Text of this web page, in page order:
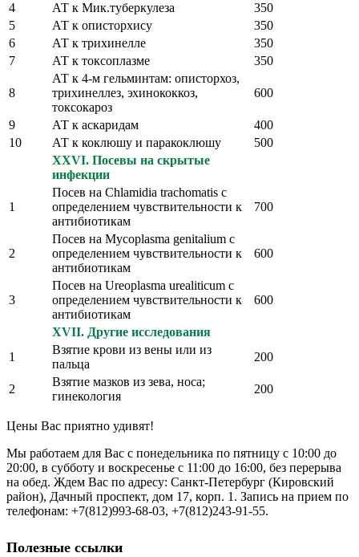
4
АТ к Мик.туберкулеза
350
5
АТ к описторхису
350
6
АТ к трихинелле
350
7
АТ к токсоплазме 350
8
АТ к 4-м гельминтам: описторхоз,
трихинеллез, эхинококкоз,
токсокароз
600
9 АТ к аскаридам
400
10
АТ к коклюшу и паракоклюшу
500
XXVI. Посевы на скрытые
инфекции
1
Посев на Chlamidia trachomatis с
определением чувствительности к
антибиотикам
700
2
Посев на Mycoplasma genitalium с
определением чувствительности к
антибиотикам
600
3
Посев на Ureoplasma urealiticum с
определением чувствительности к
антибиотикам
600
XVII. Другие исследования
1
Взятие крови из вены или из
пальца
200
2
Взятие мазков из зева, носа;
гинекология
200
Цены Вас приятно удивят!
Мы работаем для Вас с понедельника по пятницу с 10:00 до
20:00, в субботу и воскресенье с 11:00 до 16:00, без перерыва
на обед. Ждем Вас по адресу: Санкт-Петербург (Кировский
район), Дачный проспект, дом 17, корп. 1. Запись на прием по
телефонам: +7(812)993-68-03, +7(812)243-91-55.
Полезные ссылки